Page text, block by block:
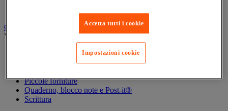
Cancelleria e forniture per ufficio
Vedi tutte le categorie
Agenda, calendario e sottomano
Busta e smistamento della posta
Piccole forniture
Quaderno, blocco note e Post-it®
Scrittura
Accetta tutti i cookie
Impostazioni cookie